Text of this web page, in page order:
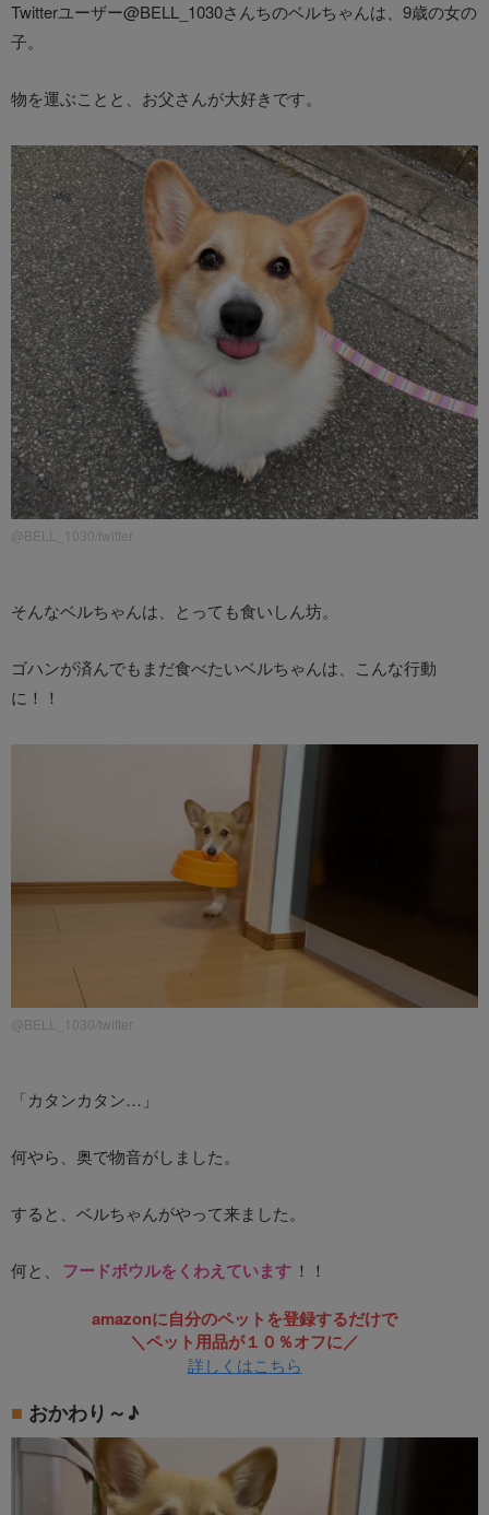
Twitterユーザー@BELL_1030さんちのベルちゃんは、9歳の女の
子。
物を運ぶことと、お父さんが大好きです。
@BELL_1030/twitter
そんなベルちゃんは、とっても食いしん坊。
ゴハンが済んでもまだ食べたいベルちゃんは、こんな行動
に！！
@BELL_1030/twitter
「カタンカタン…」
何やら、奥で物音がしました。
すると、ベルちゃんがやって来ました。
何と、 フードボウルをくわえています ！！
amazonに自分のペットを登録するだけで
＼ペット用品が１０％オフに／
詳しくはこちら
おかわり～♪